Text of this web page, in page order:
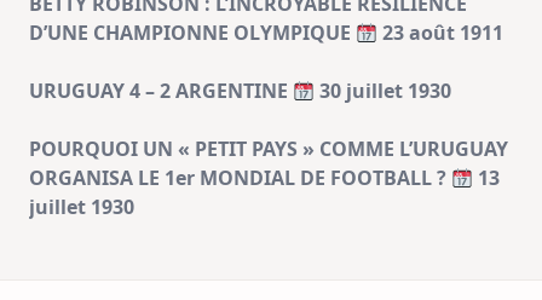
D’UNE CHAMPIONNE OLYMPIQUE
23 août 1911
URUGUAY 4 – 2 ARGENTINE 30 juillet 1930
POURQUOI UN « PETIT PAYS » COMME L’URUGUAY
ORGANISA LE 1er MONDIAL DE FOOTBALL ?
13
juillet 1930